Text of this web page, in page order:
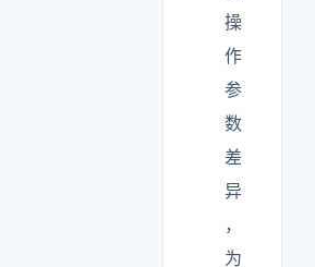
操
作
参
数
差
异
，
为